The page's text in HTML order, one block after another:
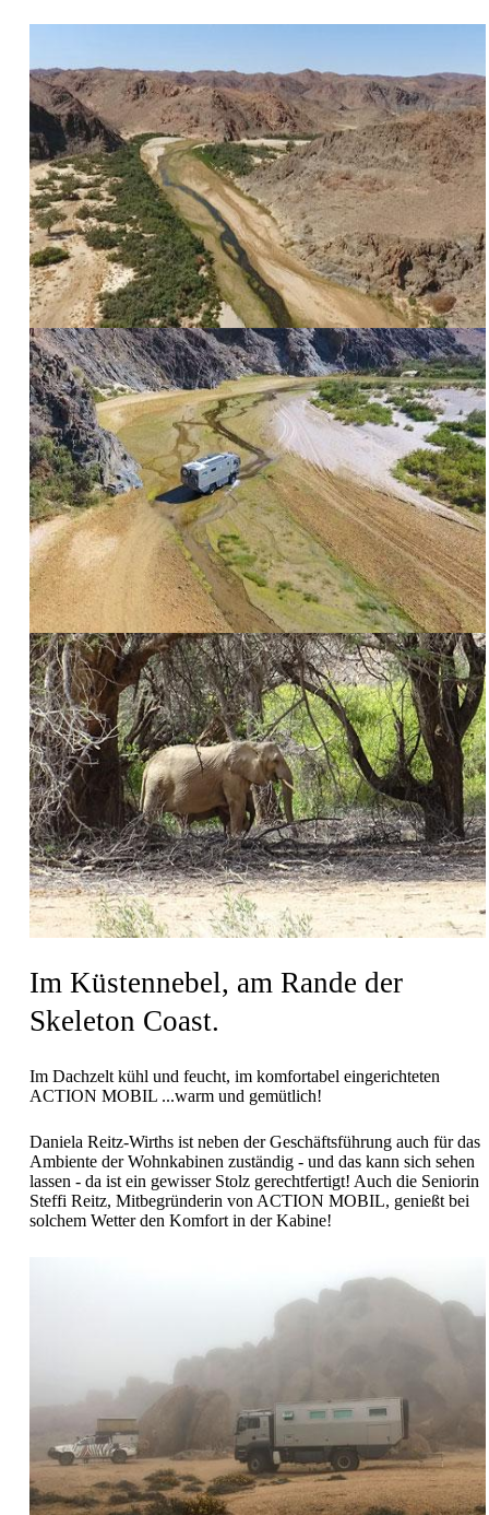
Im Küstennebel, am Rande der
Skeleton Coast.
Im Dachzelt kühl und feucht, im komfortabel eingerichteten
ACTION MOBIL ...warm und gemütlich!
Daniela Reitz-Wirths ist neben der Geschäftsführung auch für das
Ambiente der Wohnkabinen zuständig - und das kann sich sehen
lassen - da ist ein gewisser Stolz gerechtfertigt! Auch die Seniorin
Steffi Reitz, Mitbegründerin von ACTION MOBIL, genießt bei
solchem Wetter den Komfort in der Kabine!